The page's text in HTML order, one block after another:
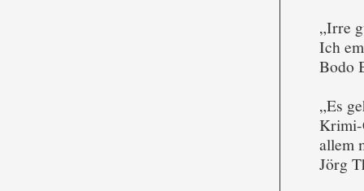
„Irre
Ich
Bodo
„Es
Krimi-
allem
Jörg